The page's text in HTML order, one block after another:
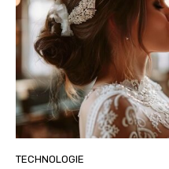
TECHNOLOGIE